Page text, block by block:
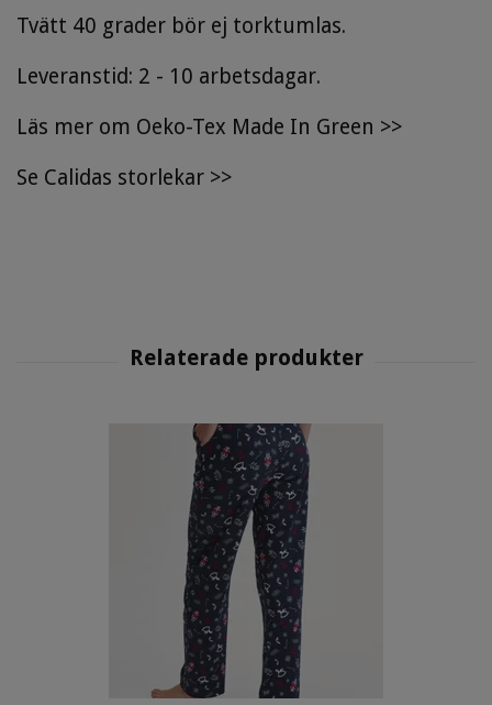
Tvätt 40 grader bör ej torktumlas.
Leveranstid: 2 - 10 arbetsdagar.
Läs mer om Oeko-Tex Made In Green >>
Se Calidas storlekar >>